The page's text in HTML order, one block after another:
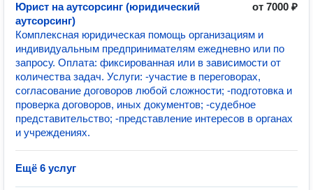
Юрист на аутсорсинг (юридический
аутсорсинг)
от 7000 ₽
Комплексная юридическая помощь организациям и
индивидуальным предпринимателям ежедневно или по
запросу. Оплата: фиксированная или в зависимости от
количества задач. Услуги: -участие в переговорах,
согласование договоров любой сложности; -подготовка и
проверка договоров, иных документов; -судебное
представительство; -представление интересов в органах
и учреждениях.
Ещё 6 услуг